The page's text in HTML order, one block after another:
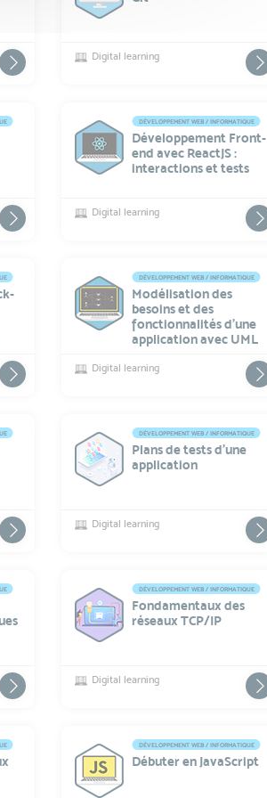
Digital learning
DÉVELOPPEMENT WEB / INFORMATIQUE
Développement Front-
end avec ReactJS :
interactions et tests
Digital learning
DÉVELOPPEMENT WEB / INFORMATIQUE
Modélisation des
besoins et des
fonctionnalités d’une
application avec UML
Digital learning
DÉVELOPPEMENT WEB / INFORMATIQUE
Plans de tests d'une
application
Digital learning
DÉVELOPPEMENT WEB / INFORMATIQUE
Fondamentaux des
réseaux TCP/IP
Digital learning
DÉVELOPPEMENT WEB / INFORMATIQUE
Débuter en JavaScript